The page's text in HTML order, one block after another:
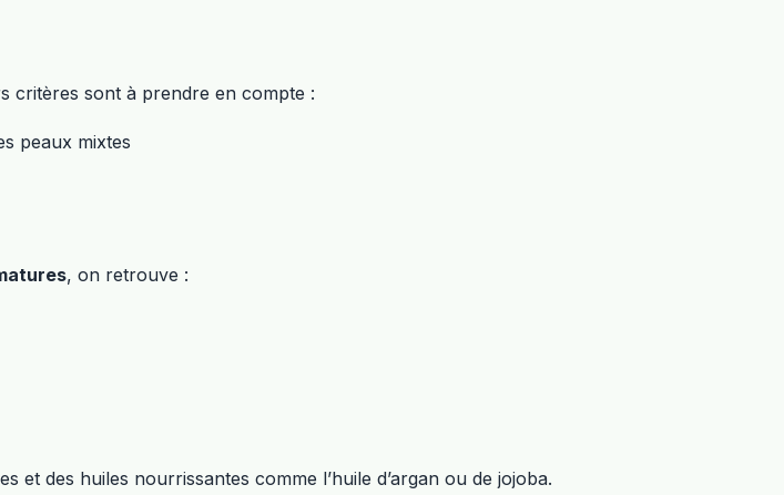
critères sont à prendre en compte :
peaux mixtes
, on retrouve :
des huiles nourrissantes comme l’huile d’argan ou de jojoba.